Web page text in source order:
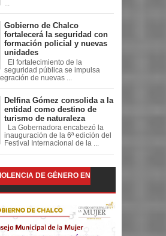
Gobierno de Chalco
fortalecerá la seguridad con
formación policial y nuevas
unidades
El fortalecimiento de la
seguridad pública se impulsa
de nuevas ...
Delfina Gómez consolida a la
entidad como destino de
turismo de naturaleza
La Gobernadora encabezó la
inauguración de la 6ª edición del
Festival Internacional de la ...
DE GÉNERO EN